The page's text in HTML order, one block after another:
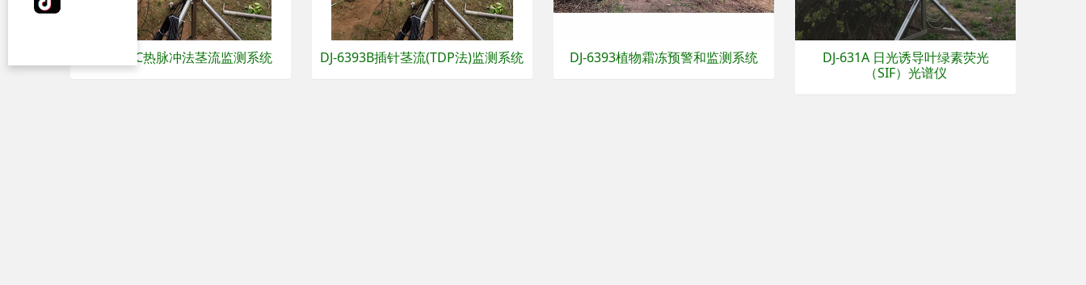
DJ-6393C热脉冲法茎流监测系统 DJ-6393B插针茎流(TDP法)监测系统 DJ-6393植物霜冻预警和监测系统
DJ-631A 日光诱导叶绿素荧光
（SIF）光谱仪